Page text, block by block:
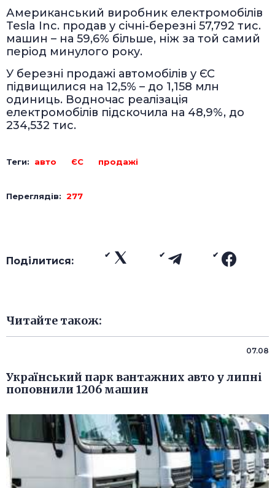
Американський виробник електромобілів
Tesla Inc. продав у січні-березні 57,792 тис.
машин – на 59,6% більше, ніж за той самий
період минулого року.
У березні продажі автомобілів у ЄС
підвищилися на 12,5% – до 1,158 млн
одиниць. Водночас реалізація
електромобілів підскочила на 48,9%, до
234,532 тис.
Теги: авто ЄС продажі
Переглядів: 277
Поділитися:
Читайте також:
07.08
Український парк вантажних авто у липні
поповнили 1206 машин